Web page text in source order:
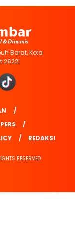
Barat, Kota
REDAKSI
RESERVED